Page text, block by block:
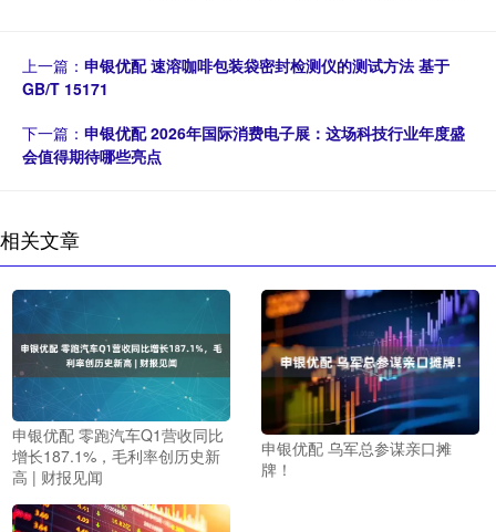
上一篇： 申银优配 速溶咖啡包装袋密封检测仪的测试方法 基于
GB/T 15171
下一篇： 申银优配 2026年国际消费电子展：这场科技行业年度盛
会值得期待哪些亮点
相关文章
申银优配 零跑汽车Q1营收同比
增长187.1%，毛利率创历史新
高 | 财报见闻
申银优配 乌军总参谋亲口摊
牌！